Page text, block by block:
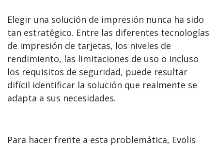
Elegir una solución de impresión nunca ha sido
tan estratégico. Entre las diferentes tecnologías
de impresión de tarjetas, los niveles de
rendimiento, las limitaciones de uso o incluso
los requisitos de seguridad, puede resultar
difícil identificar la solución que realmente se
adapta a sus necesidades.
Para hacer frente a esta problemática, Evolis